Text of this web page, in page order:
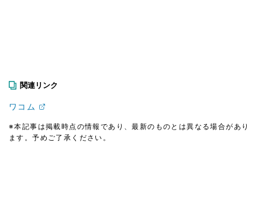
関連リンク
ワコム
※本記事は掲載時点の情報であり、最新のものとは異なる場合があり
ます。予めご了承ください。